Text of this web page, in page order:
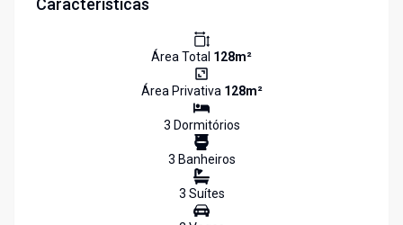
Características
Área Total 128m²
Área Privativa 128m²
3 Dormitórios
3 Banheiros
3 Suítes